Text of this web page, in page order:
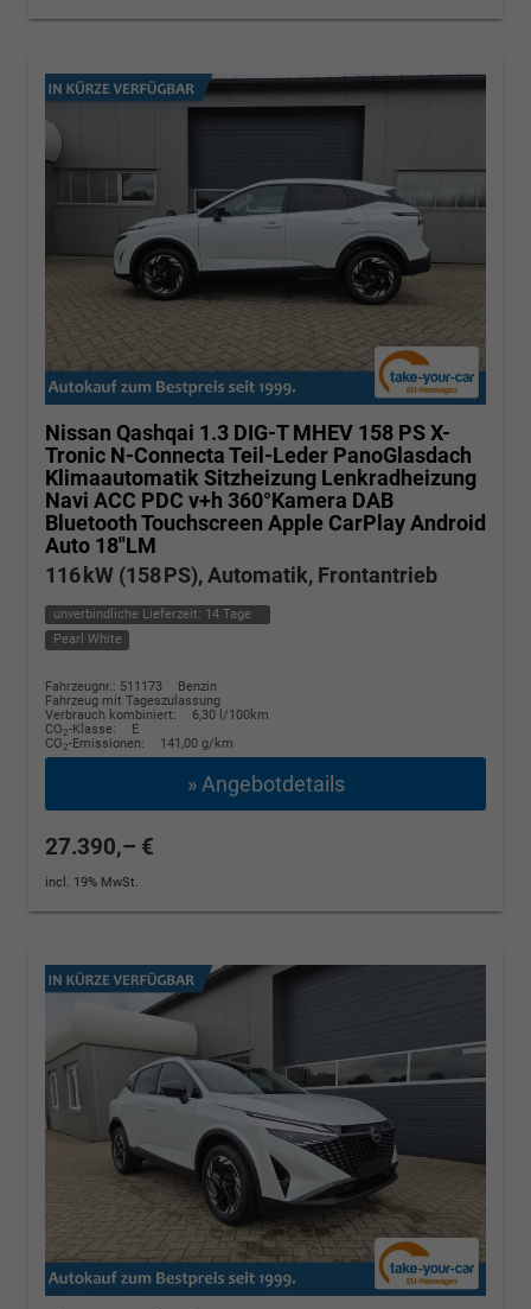
Nissan Qashqai 1.3 DIG-T MHEV 158 PS X-
Tronic N-Connecta Teil-Leder PanoGlasdach
Klimaautomatik Sitzheizung Lenkradheizung
Navi ACC PDC v+h 360°Kamera DAB
Bluetooth Touchscreen Apple CarPlay Android
Auto 18"LM
116 kW (158 PS), Automatik, Frontantrieb
unverbindliche Lieferzeit: 14 Tage
Pearl White
Fahrzeugnr.: 511173
Benzin
Fahrzeug mit Tageszulassung
Verbrauch kombiniert:
6,30 l/100km
CO2-Klasse:
E
CO2-Emissionen: 141,00 g/km
» Angebotdetails
27.390,– €
incl. 19% MwSt.